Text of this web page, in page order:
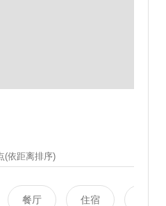
(依距离排序)
餐厅 住宿